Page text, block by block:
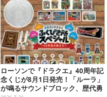
ローソンで『ドラクエ』40周年記
念くじが8月1日発売！「ルーラ」
が鳴るサウンドブロック、歴代勇